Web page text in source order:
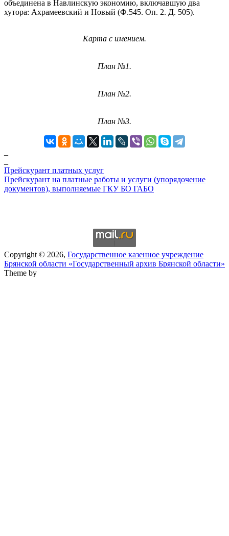
объединена в Навлинскую экономию, включавшую два
хутора: Ахрамеевский и Новый (Ф.545. Оп. 2. Д. 505).
Карта с имением.
План №1.
План №2.
План №3.
Прейскурант платных услуг
Прейскурант на платные работы и услуги (упорядочение
документов), выполняемые ГКУ БО ГАБО
Copyright © 2026, Государственное казенное учреждение
Брянской области «Государственный архив Брянской области»
Theme by